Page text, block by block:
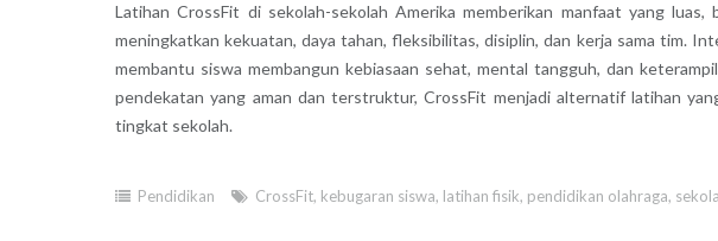
Latihan CrossFit di sekolah-sekolah Amerika memberikan manfaat yang
meningkatkan kekuatan, daya tahan, fleksibilitas, disiplin, dan kerja sama tim.
membantu siswa membangun kebiasaan sehat, mental tangguh, dan
pendekatan yang aman dan terstruktur, CrossFit menjadi alternatif latihan
tingkat sekolah.
Pendidikan CrossFit, kebugaran siswa, latihan fisik, pendidikan olahraga,